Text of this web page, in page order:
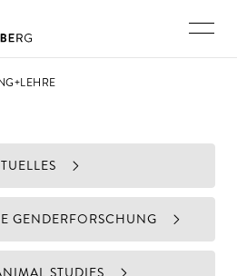
GENDERFORSCHUNG
STUDIES